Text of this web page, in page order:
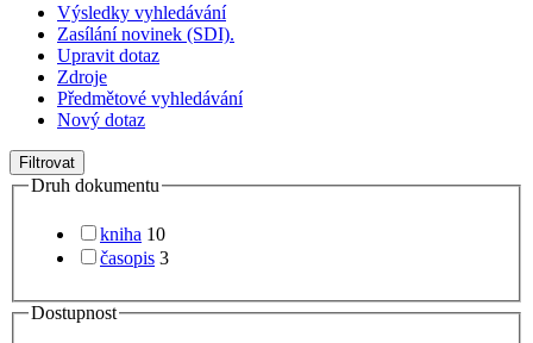
Výsledky vyhledávání
Zasílání novinek (SDI).
Upravit dotaz
Zdroje
Předmětové vyhledávání
Nový dotaz
Filtrovat
Druh dokumentu
kniha 10
časopis 3
Dostupnost